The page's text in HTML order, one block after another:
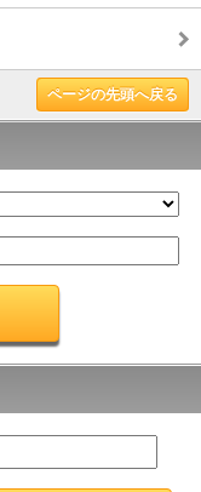
ページの先頭へ戻る